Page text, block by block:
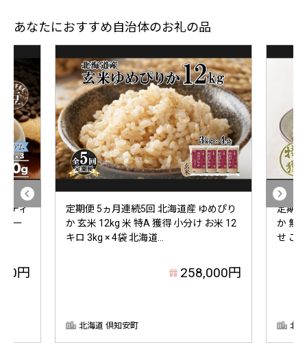
あなたにおすすめ自治体のお礼の品
ディ
コー
円
定期便 5ヵ月連続5回 北海道産 ゆめぴり
か 玄米 12kg 米 特A 獲得 小分け お米 12
キロ 3kg × 4袋 北海道...
258,000円
北海道 倶知安町
定期
か 無
せ ご
北